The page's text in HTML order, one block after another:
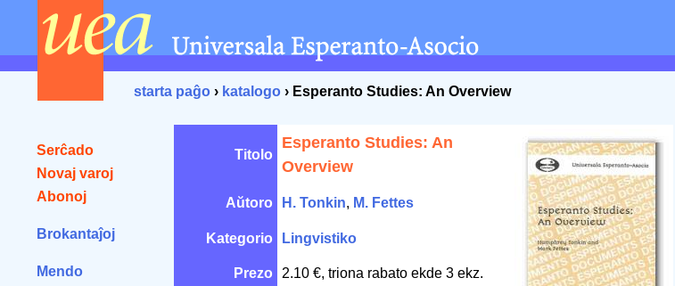
starta paĝo › katalogo › Esperanto Studies: An Overview
Serĉado
Novaj varoj
Abonoj
Brokantaĵoj
Mendo
Titolo
Esperanto Studies: An
Overview
Aŭtoro H. Tonkin, M. Fettes
Kategorio Lingvistiko
Prezo 2.10 €, triona rabato ekde 3 ekz.